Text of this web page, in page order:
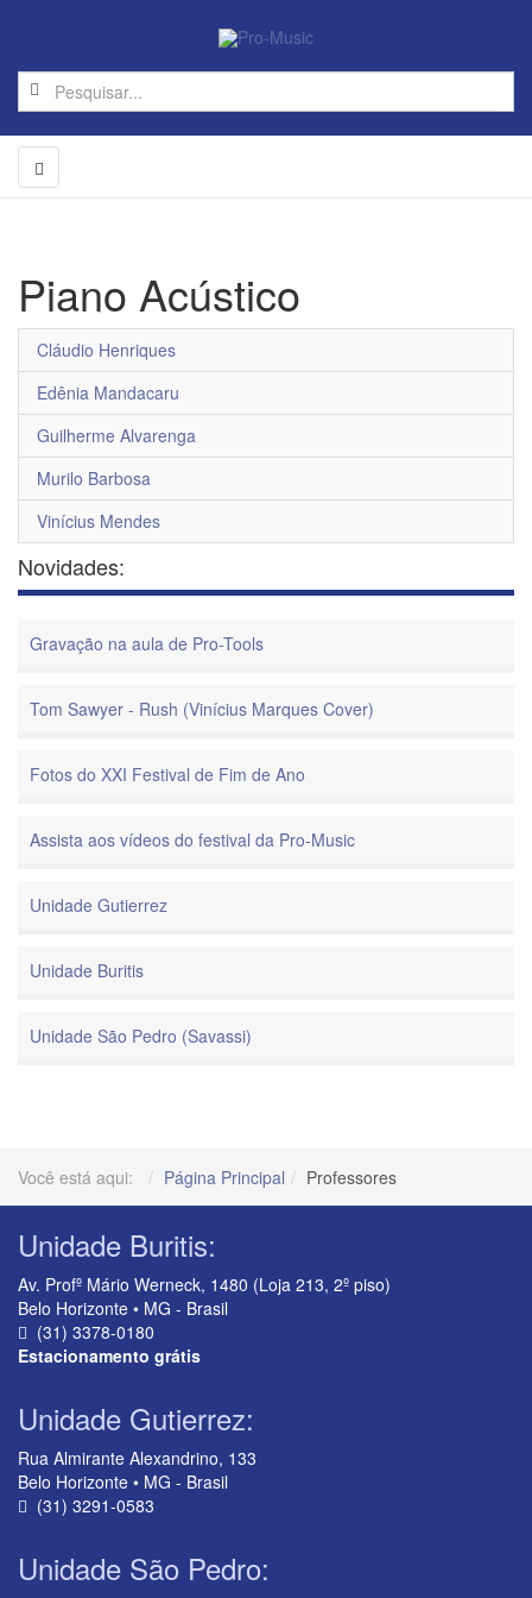
Piano Acústico
Cláudio Henriques
Edênia Mandacaru
Guilherme Alvarenga
Murilo Barbosa
Vinícius Mendes
Novidades:
Gravação na aula de Pro-Tools
Tom Sawyer - Rush (Vinícius Marques Cover)
Fotos do XXI Festival de Fim de Ano
Assista aos vídeos do festival da Pro-Music
Unidade Gutierrez
Unidade Buritis
Unidade São Pedro (Savassi)
Você está aqui: Página Principal Professores
Unidade Buritis:
Av. Profº Mário Werneck, 1480 (Loja 213, 2º piso)
Belo Horizonte • MG - Brasil
(31) 3378-0180
Estacionamento grátis
Unidade Gutierrez:
Rua Almirante Alexandrino, 133
Belo Horizonte • MG - Brasil
(31) 3291-0583
Unidade São Pedro: